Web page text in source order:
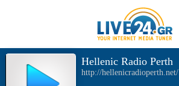
Hellenic Radio Perth
http://hellenicradioperth.net/